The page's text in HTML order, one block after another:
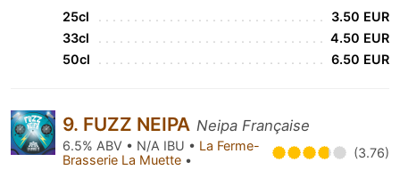
25cl
3.50 EUR
33cl
4.50 EUR
50cl
6.50 EUR
9. FUZZ NEIPA Neipa Française
6.5% ABV • N/A IBU • La Ferme-
Brasserie La Muette • (3.76)